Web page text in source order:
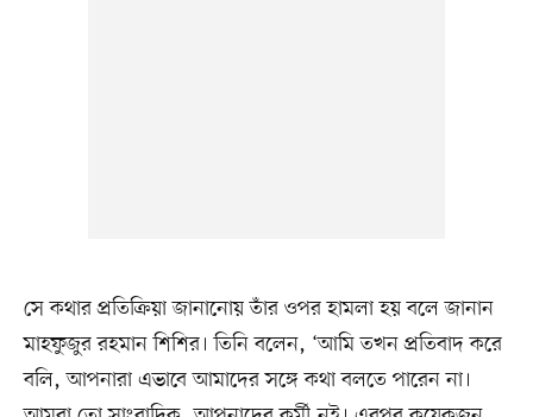
সে কথার প্রতিক্রিয়া জানানোয় তাঁর ওপর হামলা হয় বলে জানান
মাহফুজুর রহমান শিশির। তিনি বলেন, ‘আমি তখন প্রতিবাদ করে
বলি, আপনারা এভাবে আমাদের সঙ্গে কথা বলতে পারেন না।